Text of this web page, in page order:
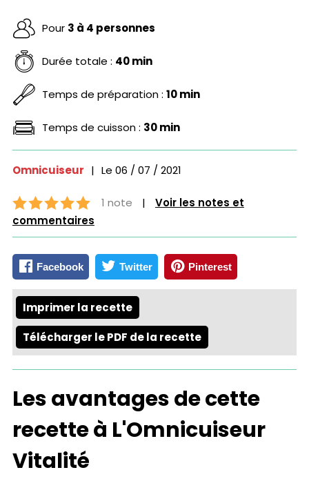
Pour 3 à 4 personnes
Durée totale : 40 min
Temps de préparation : 10 min
Temps de cuisson : 30 min
Omnicuiseur | Le 06 / 07 / 2021
1 note |
Voir les notes et
commentaires
Facebook Twitter Pinterest
Imprimer la recette
Télécharger le PDF de la recette
Les avantages de cette
recette à L'Omnicuiseur
Vitalité